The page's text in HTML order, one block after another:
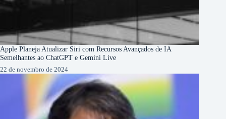
Apple Planeja Atualizar Siri com Recursos Avançados de IA
Semelhantes ao ChatGPT e Gemini Live
22 de novembro de 2024